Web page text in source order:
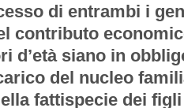
di entrambi i
contributo
d’età siano in
del nucleo
fattispecie dei